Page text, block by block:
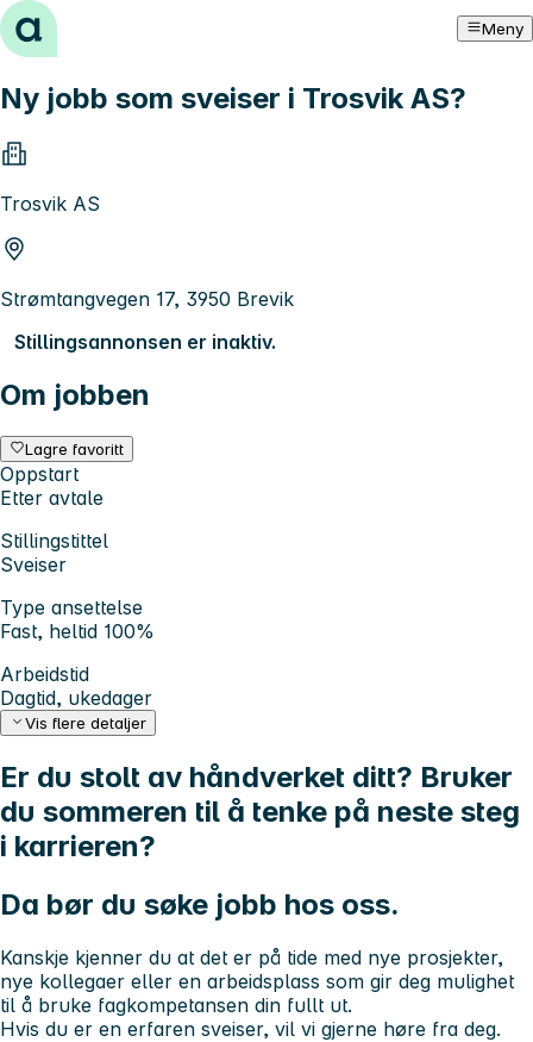
Hopp til innhold Meny
Ny jobb som sveiser i Trosvik AS?
Trosvik AS
Strømtangvegen 17, 3950 Brevik
Stillingsannonsen er inaktiv.
Om jobben
Lagre favoritt
Oppstart
Etter avtale
Stillingstittel
Sveiser
Type ansettelse
Fast, heltid 100%
Arbeidstid
Dagtid, ukedager
Vis flere detaljer
Er du stolt av håndverket ditt? Bruker
du sommeren til å tenke på neste steg
i karrieren?
Da bør du søke jobb hos oss.
Kanskje kjenner du at det er på tide med nye prosjekter,
nye kollegaer eller en arbeidsplass som gir deg mulighet
til å bruke fagkompetansen din fullt ut.
Hvis du er en erfaren sveiser, vil vi gjerne høre fra deg.